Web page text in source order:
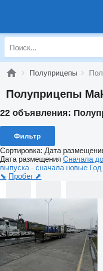
Полуприцепы
Полуприцепы
22 объявления:
Фильтр
Сортировка: Дата
Дата размещения Сначала
выпуска - сначала новые
⬊ Пробег ⬈